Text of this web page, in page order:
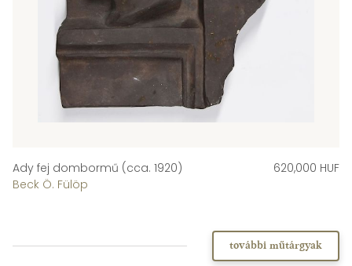
Ady fej dombormű (cca. 1920)
Beck Ö. Fülöp
620,000 HUF
további műtárgyak